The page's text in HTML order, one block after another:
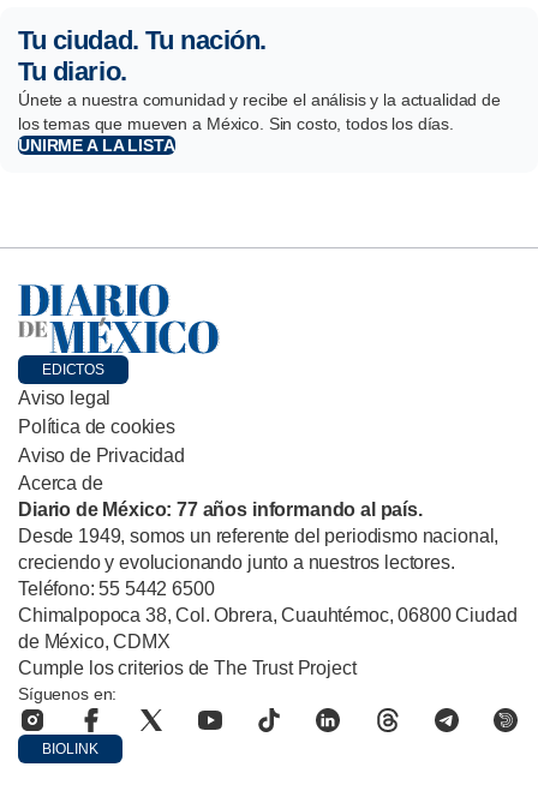
Tu ciudad. Tu nación.
Tu diario.
Únete a nuestra comunidad y recibe el análisis y la actualidad de
los temas que mueven a México. Sin costo, todos los días.
UNIRME A LA LISTA
EDICTOS
Aviso legal
Política de cookies
Aviso de Privacidad
Acerca de
Diario de México: 77 años informando al país.
Desde 1949, somos un referente del periodismo nacional,
creciendo y evolucionando junto a nuestros lectores.
Teléfono: 55 5442 6500
Chimalpopoca 38, Col. Obrera, Cuauhtémoc, 06800 Ciudad
de México, CDMX
Cumple los criterios de The Trust Project
Síguenos en:
BIOLINK